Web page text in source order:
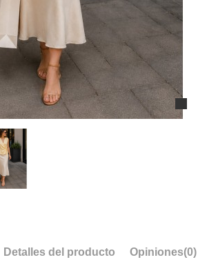
Detalles del producto Opiniones(0)